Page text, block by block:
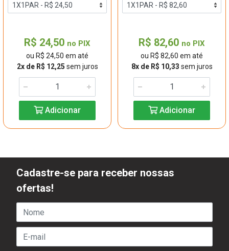
R$ 24,50 no PIX
ou R$ 24,50 em até
2x de R$ 12,25 sem juros
Adicionar
R$ 82,60 no PIX
ou R$ 82,60 em até
8x de R$ 10,33 sem juros
Adicionar
Cadastre-se para receber nossas
ofertas!